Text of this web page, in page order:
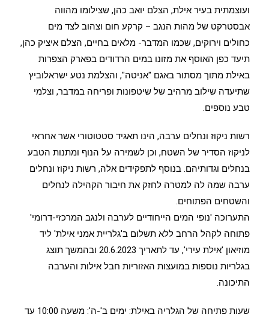
ועוצמתית בעיר אילת, הצלם יואב כהן, שצילומו מהווה
אבסטרקט של מהות הנגב – קרקע חום וצהוב לצד מים
כחולים וירוקים, שכמו המדבר- מלאים בחיים, הצלם איציק כהן,
תיעד כפן האוסף את מזונו במים הרדודים בפארק הצפרות
באילת מתוך מסתור באגם "אניטה", והצלמת נטע ישראלוביץ
שתיעדה שילוב מרהיב של שיטפונות ופריחה במדבר, וצלמי
טבע נוספים.
רשות ניקוז ונחלים ערבה, הינו תאגיד סטטוטורי אשר אחראי
לניקוז הסדיר של השטח, וכן לשמירה על הנוף ומתנות הטבע
בנחלים וגדותיהם. בנוסף לתפקידים אלה, רשות ניקוז ונחלים
ערבה שמה לה למטרה לחזק את חיבור הקהילה לנחלים
והשטחים הפתוחים.
התערוכה 'נופי המים הייחודיים לערבה ולנגב המרכזי-דרומי'
פתוחה לקהל הרחב ללא תשלום ב'גלריית אמני אילת' ליד
מוזיאון 'אילת עירי', עד לתאריך 20.6.2023 ובהמשך תוצג
בגלריות נוספות במועצות האזוריות חבל אילות והערבה
התיכונה.
שעות פתיחה של הגלריה באילת: ימים ב'-ה': משעה 10:00 עד